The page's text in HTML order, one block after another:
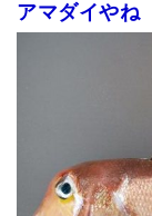
アマダイやね